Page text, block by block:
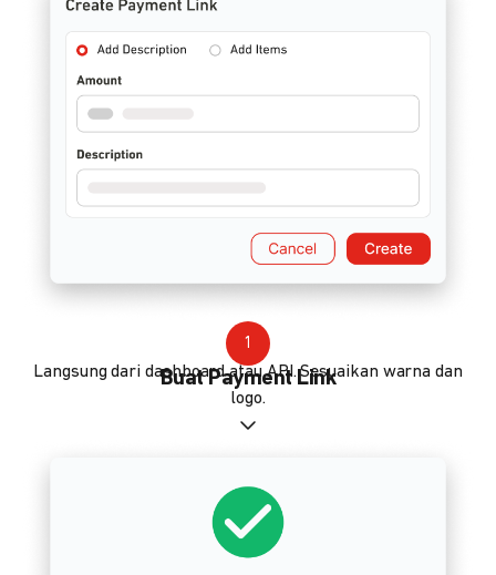
1
Buat Payment Link
Langsung dari dashboard atau API. Sesuaikan warna dan
logo.